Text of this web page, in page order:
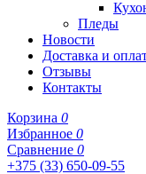
Пледы
Новости
Доставка и
Отзывы
Контакты
Корзина 0
Избранное 0
Сравнение 0
+375 (33) 650-09-55